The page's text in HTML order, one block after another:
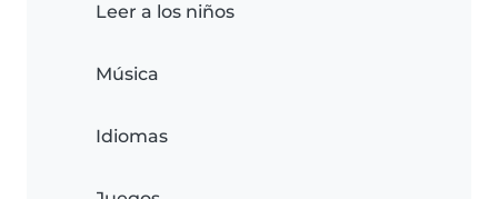
Leer a los niños
Música
Idiomas